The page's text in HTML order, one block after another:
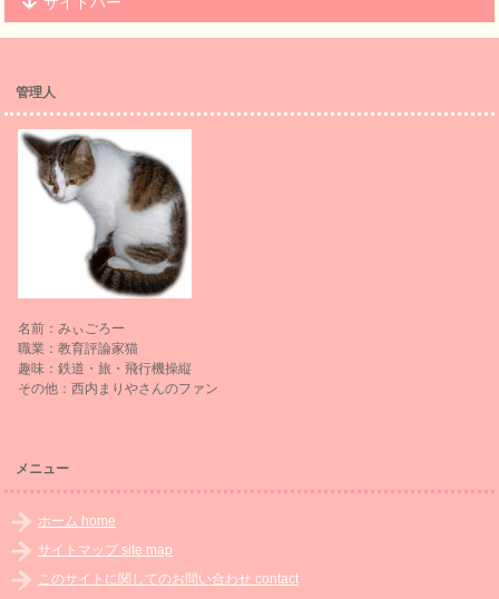
管理人
名前：みぃごろー
職業：教育評論家猫
趣味：鉄道・旅・飛行機操縦
その他：西内まりやさんのファン
メニュー
ホーム home
サイトマップ site map
このサイトに関してのお問い合わせ contact